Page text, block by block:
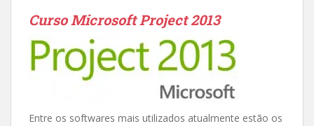
Curso Microsoft Project 2013
Entre os softwares mais utilizados atualmente estão os